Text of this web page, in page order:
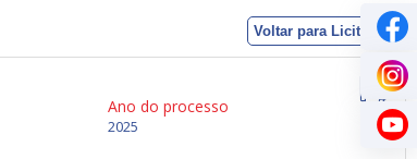
Voltar para Licitações
Ano do processo
2025